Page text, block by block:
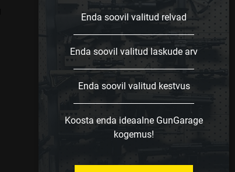
Enda soovil valitud relvad
Enda soovil valitud laskude arv
Enda soovil valitud kestvus
Koosta enda ideaalne GunGarage
kogemus!